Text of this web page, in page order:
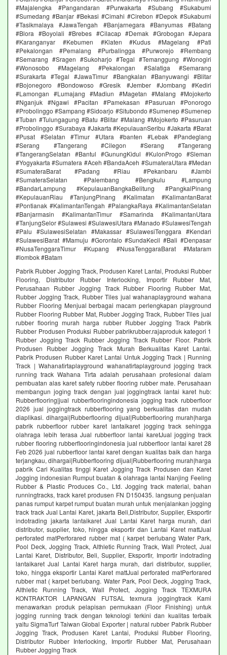
#Majalengka #Pangandaran #Purwakarta #Subang #Sukabumi
#Sumedang #Banjar #Bekasi #Cimahi #Cirebon #Depok #Sukabumi
#Tasikmalaya #JawaTengah #Banjarnegara #Banyumas #Batang
#Blora #Boyolali #Brebes #Cilacap #Demak #Grobogan #Jepara
#Karanganyar #Kebumen #Klaten #Kudus #Magelang #Pati
#Pekalongan #Pemalang #Purbalingga #Purworejo #Rembang
#Semarang #Sragen #Sukoharjo #Tegal #Temanggung #Wonogiri
#Wonosobo #Magelang #Pekalongan #Salatiga #Semarang
#Surakarta #Tegal #JawaTimur #Bangkalan #Banyuwangi #Blitar
#Bojonegoro #Bondowoso #Gresik #Jember #Jombang #Kediri
#Lamongan #Lumajang #Madiun #Magetan #Malang #Mojokerto
#Nganjuk #Ngawi #Pacitan #Pamekasan #Pasuruan #Ponorogo
#Probolinggo #Sampang #Sidoarjo #Situbondo #Sumenep #Sumenep
#Tuban #Tulungagung #Batu #Blitar #Malang #Mojokerto #Pasuruan
#Probolinggo #Surabaya #Jakarta #KepulauanSeribu #Jakarta #Barat
#Pusat #Selatan #Timur #Utara #banten #Lebak #Pandeglang
#Serang #Tangerang #Cilegon #Serang #Tangerang
#TangerangSelatan #Bantul #GunungKidul #KulonProgo #Sleman
#Yogyakarta #Sumatera #Aceh #BandaAceh #SumateraUtara #Medan
#SumateraBarat #Padang #Riau #Pekanbaru #Jambi
#SumateraSelatan #Palembang #Bengkulu #Lampung
#BandarLampung #KepulauanBangkaBelitung #PangkalPinang
#KepulauanRiau #TanjungPinang #Kalimatan #KalimantanBarat
#Pontianak #KalimantanTengah #PalangkaRaya #KalimantanSelatan
#Banjarmasin #KalimantanTimur #Samarinda #KalimantanUtara
#TanjungSelor #Sulawesi #SulawesiUtara #Manado #SulawesiTengah
#Palu #SulawesiSelatan #Makassar #SulawesiTenggara #Kendari
#SulawesiBarat #Mamuju #Gorontalo #SundaKecil #Bali #Denpasar
#NusaTenggaraTimur #Kupang #NusaTenggaraBarat #Mataram
#lombok #Batam
Pabrik Rubber Jogging Track, Produsen Karet Lantai, Produksi Rubber
Flooring, Distributor Rubber Interlocking, Importir Rubber Mat,
Perusahaan Rubber Jogging Track Rubber Flooring Rubber Mat,
Rubber Jogging Track, Rubber Tiles jual wahanaplayground wahana
Rubber Flooring Menjual berbagai macam perlengkapan playground
Rubber Flooring Rubber Mat, Rubber Jogging Track, Rubber Tiles jual
rubber flooring murah harga rubber Rubber Jogging Track Pabrik
Rubber Produsen Produksi Rubber pabrikrubber.rajaproduk kategori 1
Rubber Jogging Track Rubber Jogging Track Rubber Floor. Pabrik
Produsen Rubber Jogging Track Murah Berkualitas Karet Lantai.
Pabrik Produsen Rubber Karet Lantai Untuk Jogging Track | Running
Track | Wahanatirtaplayground wahanatirtaplayground jogging track
running track Wahana Tirta adalah perusahaan profesional dalam
pembuatan alas karet safety rubber flooring rubber mate. Perusahaan
membangun joging track dengan jual joggingtrack lantai karet hub:
Rubberflooring|jual rubberflooringindonesia jogging track rubberfloor
2026 jual joggingtrack rubberflooring yang berkualitas dan mudah
diaplikasi. dihargai|Rubberflooring dijual|Rubberflooring murah|harga
pabrik rubberfloor rubber karet lantaikaret jogging track sehingga
olahraga lebih terasa Jual rubberfloor lantai karetJual jogging track
rubber flooring rubberflooringindonesia jual rubberfloor lantai karet 28
Feb 2026 jual rubberfloor lantai karet dengan kualitas baik dan harga
terjangkau, dihargai|Rubberflooring dijual|Rubberflooring murah|harga
pabrik Cari Kualitas tinggi Karet Jogging Track Produsen dan Karet
Jogging indonesian Rumput buatan & olahraga lantai Nanjing Feeling
Rubber & Plastic Produces Co., Ltd. Jogging track material, bahan
runningtracks, track karet produsen FN D150435. langsung penjualan
panas rumput karpet rumput buatan murah untuk menjalankan jogging
track track Jual Lantai Karet, jakarta Beli,Distributor, Supplier, Eksportir
indotrading jakarta lantaikaret Jual Lantai Karet harga murah, dari
distributor, supplier, toko, hingga eksportir dan Lantai Karet mattJual
perforated matPerforared rubber mat ( karpet berlubang Water Park,
Pool Deck, Jogging Track, Althletic Running Track, Wall Protect, Jual
Lantai Karet, Distributor, Beli, Supplier, Eksportir, Importir indotrading
lantaikaret Jual Lantai Karet harga murah, dari distributor, supplier,
toko, hingga eksportir Lantai Karet mattJual perforated matPerforared
rubber mat ( karpet berlubang. Water Park, Pool Deck, Jogging Track,
Althletic Running Track, Wall Protect, Jogging Track TEXMURA
KONTRAKTOR LAPANGAN FUTSAL texmura joggingtrack Kami
menawarkan produk pelapisan permukaan (Floor Finishing) untuk
jogging running track dengan teknologi terkini dan kualitas terbaik
yaitu SigmaTurf Taiwan Global Exporter | natural rubber Pabrik Rubber
Jogging Track, Produsen Karet Lantai, Produksi Rubber Flooring,
Distributor Rubber Interlocking, Importir Rubber Mat, Perusahaan
Rubber Jogging Track